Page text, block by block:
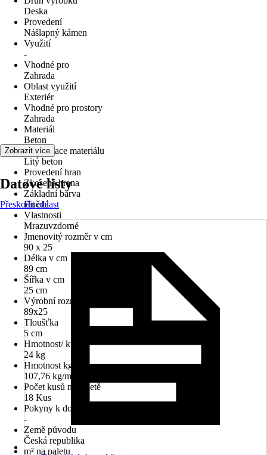
Deska
Provedení
Nášlapný kámen
Využití
-
Vhodné pro
Zahrada
Oblast využití
Exteriér
Vhodné pro prostory
Zahrada
Materiál
Beton
Specifikace materiálu
Litý beton
Provedení hran
Zkosená hrana
Základní barva
Hnědá
Vlastnosti
Mrazuvzdorné
Jmenovitý rozměr v cm
90 x 25
Délka v cm
89 cm
Šířka v cm
25 cm
Výrobní rozměr (dxš)
89x25
Tloušťka
5 cm
Hmotnost/ kus
24 kg
Hmotnost kg/m²
107,76 kg/m²
Počet kusů na paletě
18 Kus
Pokyny k dodání
-
Země původu
Česká republika
m² na paletu
Zobrazit více
Datové listy
Přeskočit oblast